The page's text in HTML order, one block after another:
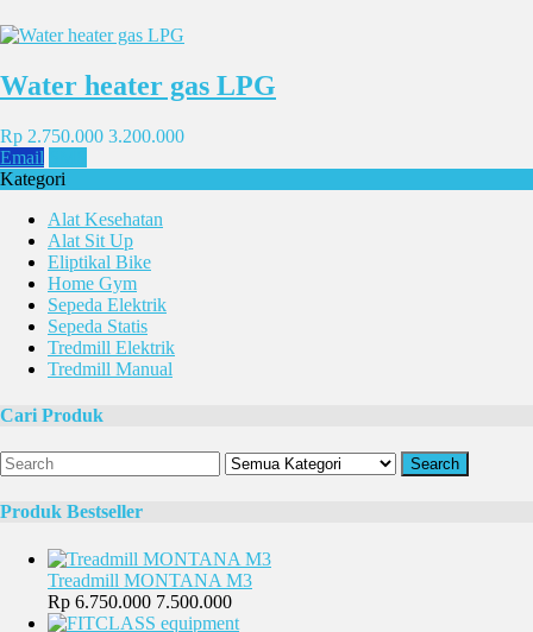
Water heater gas LPG
Rp 2.750.000 3.200.000
Email
Kategori
Alat Kesehatan
Alat Sit Up
Eliptikal Bike
Home Gym
Sepeda Elektrik
Sepeda Statis
Tredmill Elektrik
Tredmill Manual
Cari Produk
Search
Produk Bestseller
Treadmill MONTANA M3
Rp 6.750.000 7.500.000